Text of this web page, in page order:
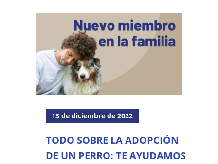
13 de diciembre de 2022
TODO SOBRE LA ADOPCIÓN
DE UN PERRO: TE AYUDAMOS